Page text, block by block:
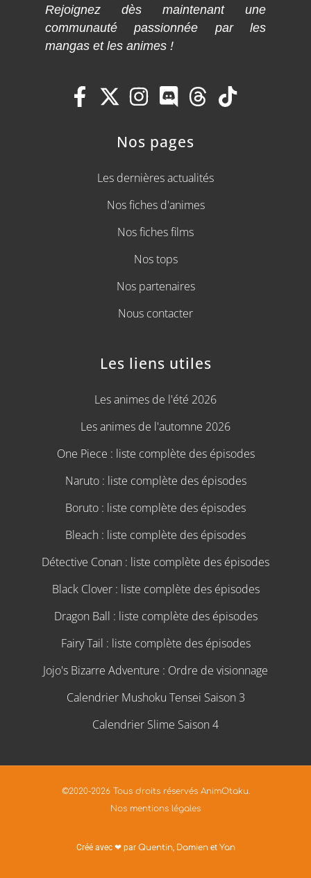
Rejoignez dès maintenant une
communauté passionnée par les
mangas et les animes !
Nos pages
Les dernières actualités
Nos fiches d'animes
Nos fiches films
Nos tops
Nos partenaires
Nous contacter
Les liens utiles
Les animes de l'été 2026
Les animes de l'automne 2026
One Piece : liste complète des épisodes
Naruto : liste complète des épisodes
Boruto : liste complète des épisodes
Bleach : liste complète des épisodes
Détective Conan : liste complète des épisodes
Black Clover : liste complète des épisodes
Dragon Ball : liste complète des épisodes
Fairy Tail : liste complète des épisodes
Jojo's Bizarre Adventure : Ordre de visionnage
Calendrier Mushoku Tensei Saison 3
Calendrier Slime Saison 4
©2020-2026 Tous droits réservés AnimOtaku.
Nos mentions légales
Créé avec ❤ par Quentin, Damienet Yan